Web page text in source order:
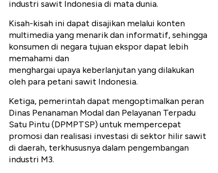
industri sawit Indonesia di mata dunia.
Kisah-kisah ini dapat disajikan melalui konten
multimedia yang menarik dan informatif, sehingga
konsumen di negara tujuan ekspor dapat lebih
memahami dan
menghargai upaya keberlanjutan yang dilakukan
oleh para petani sawit Indonesia.
Ketiga, pemerintah dapat mengoptimalkan peran
Dinas Penanaman Modal dan Pelayanan Terpadu
Satu Pintu (DPMPTSP) untuk mempercepat
promosi dan realisasi investasi di sektor hilir sawit
di daerah, terkhususnya dalam pengembangan
industri M3.